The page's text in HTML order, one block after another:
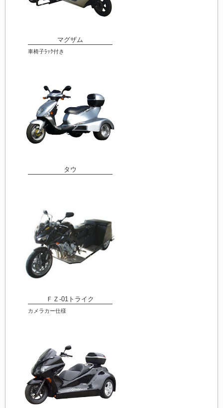
マグザム
車椅子ﾗｯｸ付き
タウ
ＦＺ-01トライク
カメラカー仕様